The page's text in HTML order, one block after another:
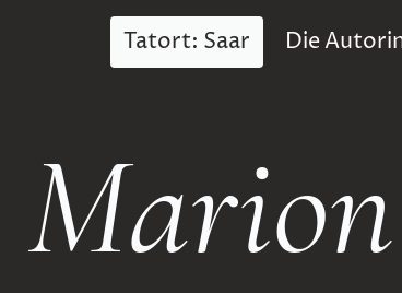
Tatort: Saar Die